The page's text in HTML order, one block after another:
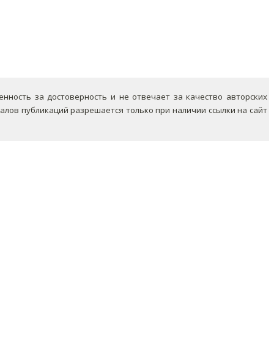
за достоверность и не отвечает за качество авторских
публикаций разрешается только при наличии ссылки на сайт